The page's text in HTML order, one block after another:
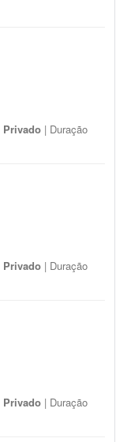
Privado | Duração
Privado | Duração
Privado | Duração